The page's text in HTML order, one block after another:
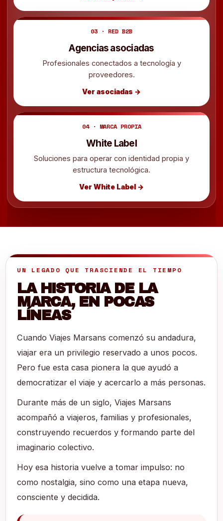
03 · RED B2B
Agencias asociadas
Profesionales conectados a tecnología y
proveedores.
Ver asociadas →
04 · MARCA PROPIA
White Label
Soluciones para operar con identidad propia y
estructura tecnológica.
Ver White Label →
UN LEGADO QUE TRASCIENDE EL TIEMPO
LA HISTORIA DE LA
MARCA, EN POCAS
LÍNEAS
Cuando Viajes Marsans comenzó su andadura,
viajar era un privilegio reservado a unos pocos.
Pero fue esta casa pionera la que ayudó a
democratizar el viaje y acercarlo a más personas.
Durante más de un siglo, Viajes Marsans
acompañó a viajeros, familias y profesionales,
construyendo recuerdos y formando parte del
imaginario colectivo.
Hoy esa historia vuelve a tomar impulso: no
como nostalgia, sino como una etapa nueva,
consciente y decidida.